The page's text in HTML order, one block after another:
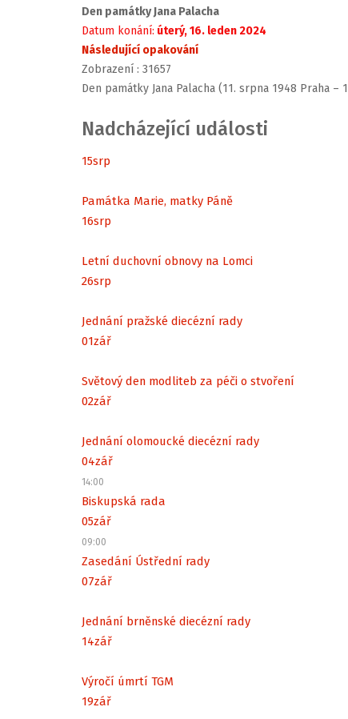
Den památky Jana Palacha
Datum konání: úterý, 16. leden 2024
Následující opakování
Zobrazení : 31657
Den památky Jana Palacha (11. srpna 1948 Praha –
Nadcházející události
15srp
Památka Marie, matky Páně
16srp
Letní duchovní obnovy na Lomci
26srp
Jednání pražské diecézní rady
01zář
Světový den modliteb za péči o stvoření
02zář
Jednání olomoucké diecézní rady
04zář
14:00
Biskupská rada
05zář
09:00
Zasedání Ústřední rady
07zář
Jednání brněnské diecézní rady
14zář
Výročí úmrtí TGM
19zář